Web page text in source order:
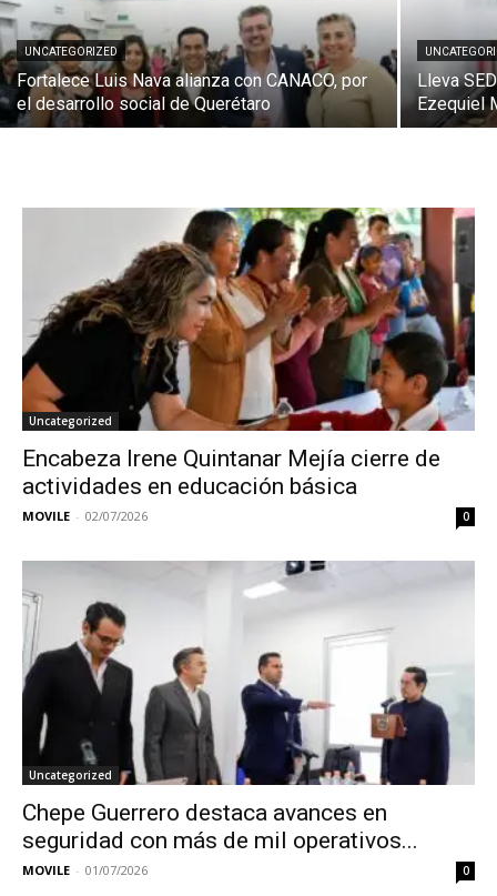
UNCATEGORIZED
Fortalece Luis Nava alianza con CANACO, por
el desarrollo social de Querétaro
Lleva
Ezequiel
Uncategorized
Encabeza Irene Quintanar Mejía cierre de
actividades en educación básica
MOVILE - 02/07/2026 0
Uncategorized
Chepe Guerrero destaca avances en
seguridad con más de mil operativos...
MOVILE - 01/07/2026 0